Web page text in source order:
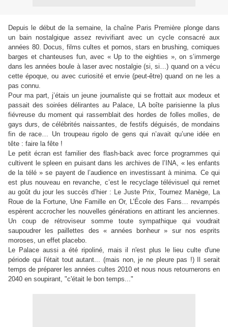
Depuis le début de la semaine, la chaîne Paris Première plonge dans
un bain nostalgique assez revivifiant avec un cycle consacré aux
années 80. Docus, films cultes et pornos, stars en brushing, comiques
barges et chanteuses fun, avec « Up to the eighties », on s’immerge
dans les années boule à laser avec nostalgie (si, si…) quand on a vécu
cette époque, ou avec curiosité et envie (peut-être) quand on ne les a
pas connu.
Pour ma part, j’étais un jeune journaliste qui se frottait aux modeux et
passait des soirées délirantes au Palace, LA boîte parisienne la plus
fiévreuse du moment qui rassemblait des hordes de folles molles, de
gays durs, de célébrités naissantes, de festifs déguisés, de mondains
fin de race… Un troupeau rigolo de gens qui n’avait qu’une idée en
tête : faire la fête !
Le petit écran est familier des flash-back avec force programmes qui
cultivent le spleen en puisant dans les archives de l’INA, « les enfants
de la télé » se payent de l’audience en investissant à minima. Ce qui
est plus nouveau en revanche, c’est le recyclage télévisuel qui remet
au goût du jour les succès d’hier : Le Juste Prix, Tournez Manège, La
Roue de la Fortune, Une Famille en Or, L’École des Fans… revampés
espèrent accrocher les nouvelles générations en attirant les anciennes.
Un coup de rétroviseur somme toute sympathique qui voudrait
saupoudrer les paillettes des « années bonheur » sur nos esprits
moroses, un effet placebo.
Le Palace aussi a été ripoliné, mais il n'est plus le lieu culte d'une
période qui l'était tout autant... (mais non, je ne pleure pas !) Il serait
temps de préparer les années cultes 2010 et nous nous retournerons en
2040 en soupirant, "c'était le bon temps..."